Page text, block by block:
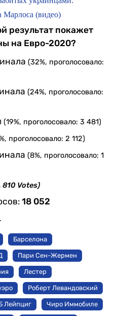
Марлоса (видео)
результат покажет
на Евро-2020?
(32%, проголосовало:
(24%, проголосовало:
(19%, проголосовало: 3 481)
проголосовало: 2 112)
(8%, проголосовало: 1
810 Votes)
18 052
Барселона
Пари Сен-Жермен
Лестер
Роберт Левандовский
Лейпциг Чиро Иммобиле